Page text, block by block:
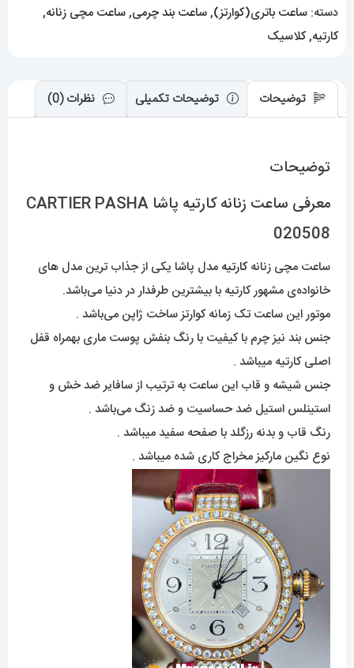
دسته: ساعت باتری(کوارتز),ساعت بند چرمی,ساعت مچی زنانه,
کارتیه,کلاسیک
توضیحات توضیحات تکمیلی نظرات (0)
توضیحات
معرفی ساعت زنانه کارتیه پاشا CARTIER PASHA
020508
ساعت مچی زنانهکارتیه مدل پاشا یکی از جذاب ترین مدل های
خانواده‌ی مشهور کارتیه با بیشترین طرفدار در دنیا می‌باشد.
موتور این ساعت تک زمانه کوارتز ساخت ژاپن می‌باشد .
جنس بند نیز چرم با کیفیت با رنگ بنفش پوست ماری بهمراه قفل
اصلی کارتیه میباشد .
جنس شیشه و قاب این ساعت به ترتیب از سافایر ضد خش و
استینلس استیل ضد حساسیت و ضد زنگ می‌باشد .
رنگ قاب و بدنه رزگلد با صفحه سفید میباشد .
نوع نگین مارکیز مخراج کاری شده میباشد .